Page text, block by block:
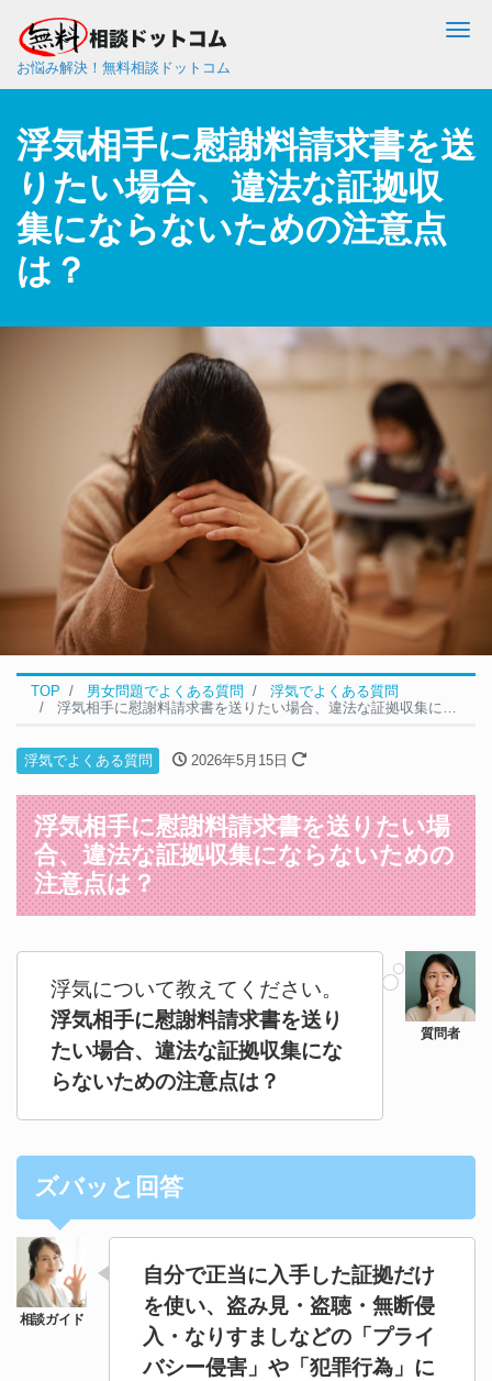
お悩み解決！無料相談ドットコム
浮気相手に慰謝料請求書を送
りたい場合、違法な証拠収
集にならないための注意点
は？
TOP 男女問題でよくある質問
浮気でよくある質問
浮気相手に慰謝料請求書を送りたい場合、違法な証拠収集にならないための注意点は？
浮気でよくある質問 2026年5月15日
浮気相手に慰謝料請求書を送りたい場
合、違法な証拠収集にならないための
注意点は？
浮気について教えてください。
浮気相手に慰謝料請求書を送り
たい場合、違法な証拠収集にな
らないための注意点は？
ズバッと回答
自分で正当に入手した証拠だけ
を使い、盗み見・盗聴・無断侵
入・なりすましなどの「プライ
バシー侵害」や「犯罪行為」に